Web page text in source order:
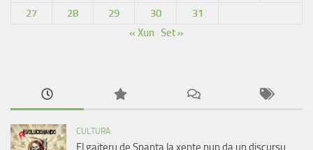
27
28 29 30
31
« Xun Set »
CULTURA